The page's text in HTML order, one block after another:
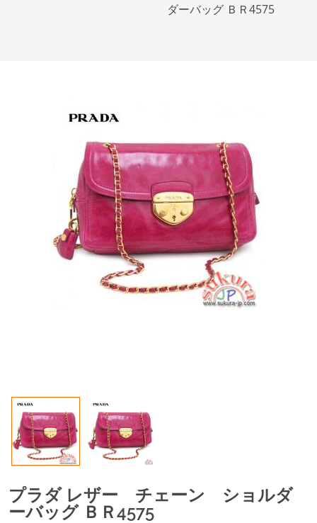
ダーバッグ ＢＲ4575
プラダ レザー チェーン ショルダ
ーバッグ ＢＲ4575